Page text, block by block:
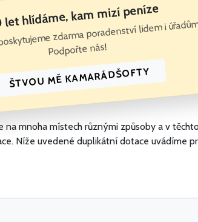
let hlídáme, kam mizí peníze
zdarma poradenství lidem i
Podpořte nás!
ŠTVOU MĚ KAMARÁDŠOFTY
mnoha místech různými způsoby a v
Níže uvedené duplikátní dotace uvádíme